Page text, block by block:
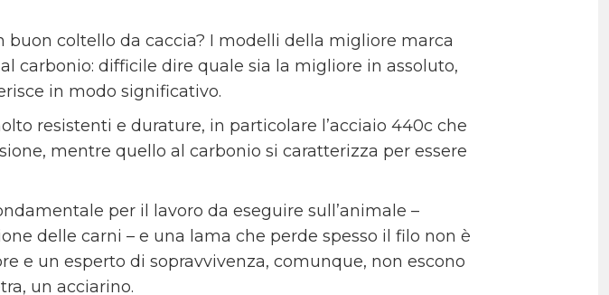
buon coltello da caccia? I modelli della migliore marca
carbonio: difficile dire quale sia la migliore in assoluto,
in modo significativo.
resistenti e durature, in particolare l’acciaio 440c che
mentre quello al carbonio si caratterizza per essere
per il lavoro da eseguire sull’animale –
delle carni – e una lama che perde spesso il filo non è
e un esperto di sopravvivenza, comunque, non escono
un acciarino.